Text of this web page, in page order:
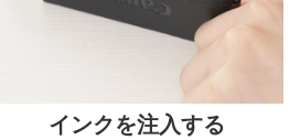
インクを注入する